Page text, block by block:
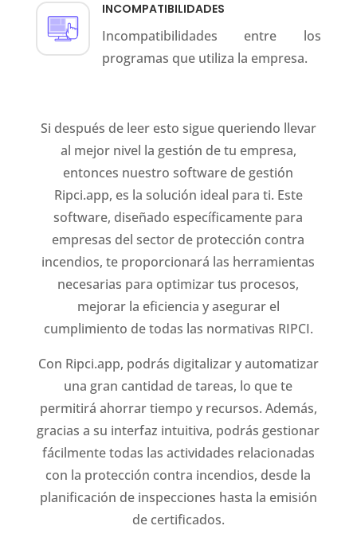
INCOMPATIBILIDADES
Incompatibilidades entre los
programas que utiliza la empresa.
Si después de leer esto sigue queriendo llevar
al mejor nivel la gestión de tu empresa,
entonces nuestro software de gestión
Ripci.app, es la solución ideal para ti. Este
software, diseñado específicamente para
empresas del sector de protección contra
incendios, te proporcionará las herramientas
necesarias para optimizar tus procesos,
mejorar la eficiencia y asegurar el
cumplimiento de todas las normativas RIPCI.
Con Ripci.app, podrás digitalizar y automatizar
una gran cantidad de tareas, lo que te
permitirá ahorrar tiempo y recursos. Además,
gracias a su interfaz intuitiva, podrás gestionar
fácilmente todas las actividades relacionadas
con la protección contra incendios, desde la
planificación de inspecciones hasta la emisión
de certificados.